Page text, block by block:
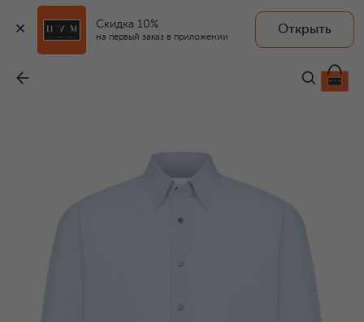
Скидка 10%
на первый заказ в приложении
Открыть
167 500 ₽